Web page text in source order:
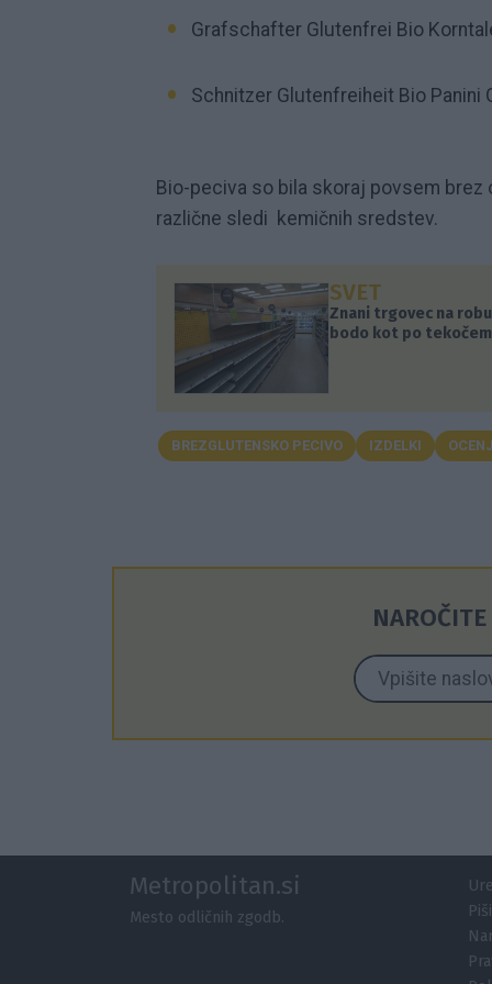
Grafschafter Glutenfrei Bio
Schnitzer Glutenfreiheit Bio Panini
Bio-peciva so bila skoraj povsem
različne sledi kemičnih sredstev.
SVET
Znani trgovec na
bodo kot po
BREZGLUTENSKO PECIVO IZDELKI
Metropolitan.si
Mesto odličnih zgodb.